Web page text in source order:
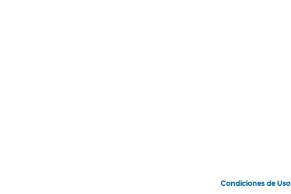
Condiciones de Uso